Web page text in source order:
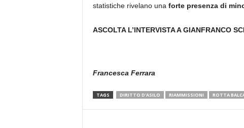
statistiche rivelano una forte presenza di
ASCOLTA L’INTERVISTA A GIANFRANCO
Francesca Ferrara
TAGS DIRITTO D'ASILO RIAMMISSIONI ROTTA